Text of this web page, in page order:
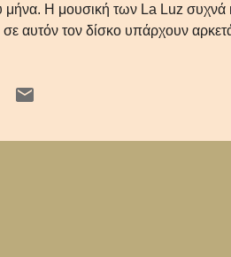
μήνα. Η μουσική των La Luz συχνά
σε αυτόν τον δίσκο υπάρχουν αρκετά